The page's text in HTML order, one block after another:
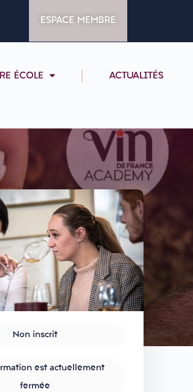
ESPACE MEMBRE
ÉCOLE ACTUALITÉS
Non inscrit
est actuellement
fermée